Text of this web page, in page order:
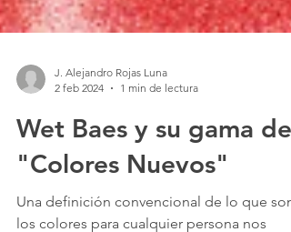
J. Alejandro Rojas Luna
2 feb 2024
1 min de lectura
Wet Baes y su gama de